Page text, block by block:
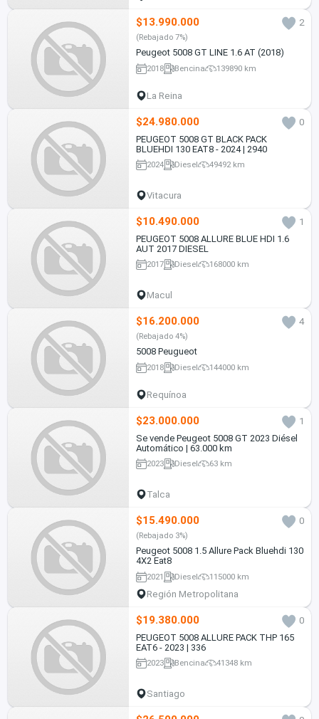
$13.990.000 2
(Rebajado 7%)
Peugeot 5008 GT LINE 1.6 AT (2018)
2018 Bencina 139890 km
La Reina
$24.980.000
0
PEUGEOT 5008 GT BLACK PACK
BLUEHDI 130 EAT8 - 2024 | 2940
2024 Diesel 49492 km
Vitacura
$10.490.000
1
PEUGEOT 5008 ALLURE BLUE HDI 1.6
AUT 2017 DIESEL
2017 Diesel 168000 km
Macul
$16.200.000 4
(Rebajado 4%)
5008 Peugueot
2018 Diesel 144000 km
Requínoa
$23.000.000
1
Se vende Peugeot 5008 GT 2023 Diésel
Automático | 63.000 km
2023 Diesel 63 km
Talca
$15.490.000 0
(Rebajado 3%)
Peugeot 5008 1.5 Allure Pack Bluehdi 130
4X2 Eat8
2021 Diesel 115000 km
Región Metropolitana
$19.380.000
0
PEUGEOT 5008 ALLURE PACK THP 165
EAT6 - 2023 | 336
2023 Bencina 41348 km
Santiago